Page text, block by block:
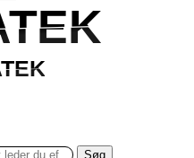
Søg